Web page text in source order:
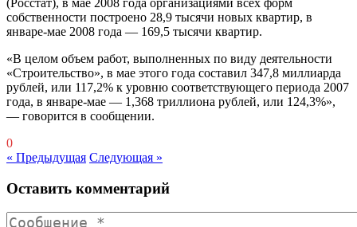
собственности построено 28,9 тысячи новых квартир, в
январе-мае 2008 года — 169,5 тысячи квартир.
«В целом объем работ, выполненных по виду деятельности
«Строительство», в мае этого года составил 347,8 миллиарда
рублей, или 117,2% к уровню соответствующего периода 2007
года, в январе-мае — 1,368 триллиона рублей, или 124,3%»,
— говорится в сообщении.
0
« Предыдущая Следующая »
Оставить комментарий